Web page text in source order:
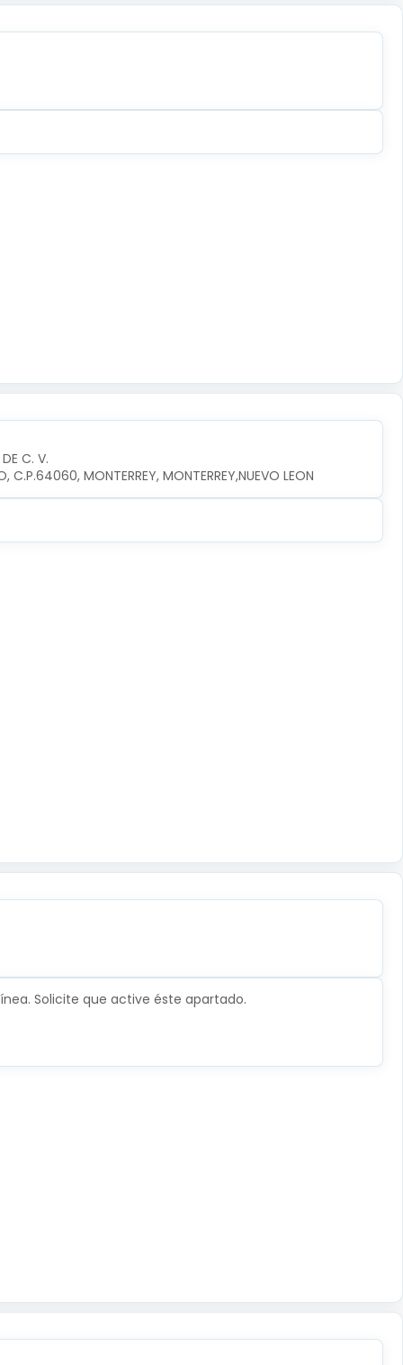
C. V.
C.P.64060, MONTERREY, MONTERREY,NUEVO LEON
Solicite que active éste apartado.